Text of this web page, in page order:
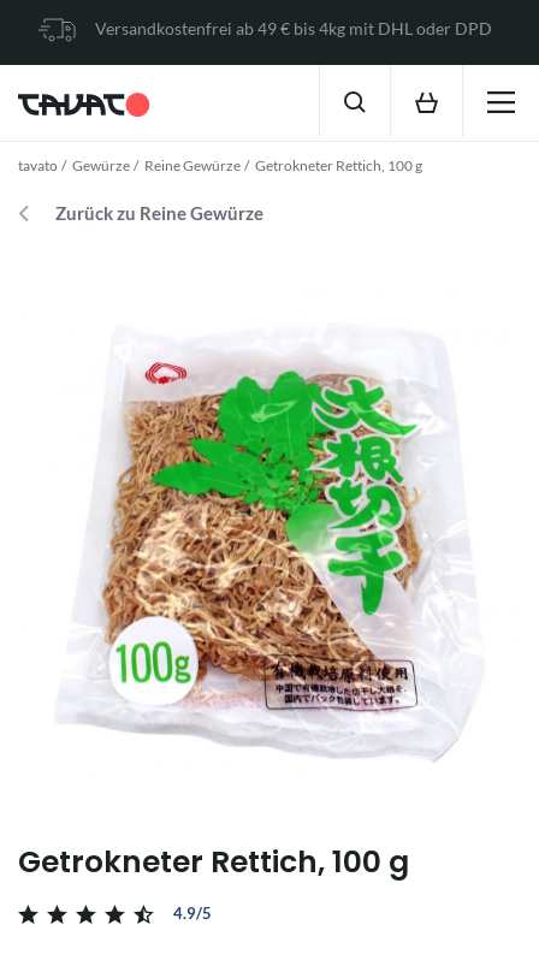
Versandkostenfrei ab 49 € bis 4kg mit DHL oder DPD
tavato Gewürze Reine Gewürze Getrokneter Rettich, 100 g
Zurück zu Reine Gewürze
Getrokneter Rettich, 100 g
4.9/5